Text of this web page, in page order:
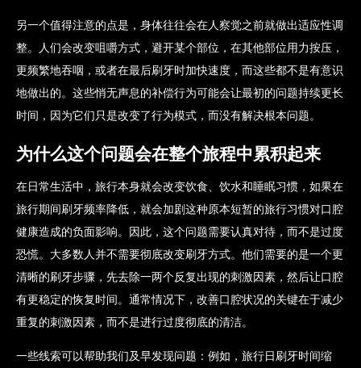
另一个值得注意的点是，身体往往会在人察觉之前就做出适应性调
整。人们会改变咀嚼方式，避开某个部位，在其他部位用力按压，
更频繁地吞咽，或者在最后刷牙时加快速度，而这些都不是有意识
地做出的。这些悄无声息的补偿行为可能会让最初的问题持续更长
时间，因为它们只是改变了行为模式，而没有解决根本问题。
为什么这个问题会在整个旅程中累积起来
在日常生活中，旅行本身就会改变饮食、饮水和睡眠习惯，如果在
旅行期间刷牙频率降低，就会加剧这种原本短暂的旅行习惯对口腔
健康造成的负面影响。因此，这个问题需要认真对待，而不是过度
恐慌。大多数人并不需要彻底改变刷牙方式。他们需要的是一个更
清晰的刷牙步骤，先去除一两个反复出现的刺激因素，然后让口腔
有更稳定的恢复时间。通常情况下，改善口腔状况的关键在于减少
重复的刺激因素，而不是进行过度彻底的清洁。
一些线索可以帮助我们及早发现问题：例如，旅行日刷牙时间缩